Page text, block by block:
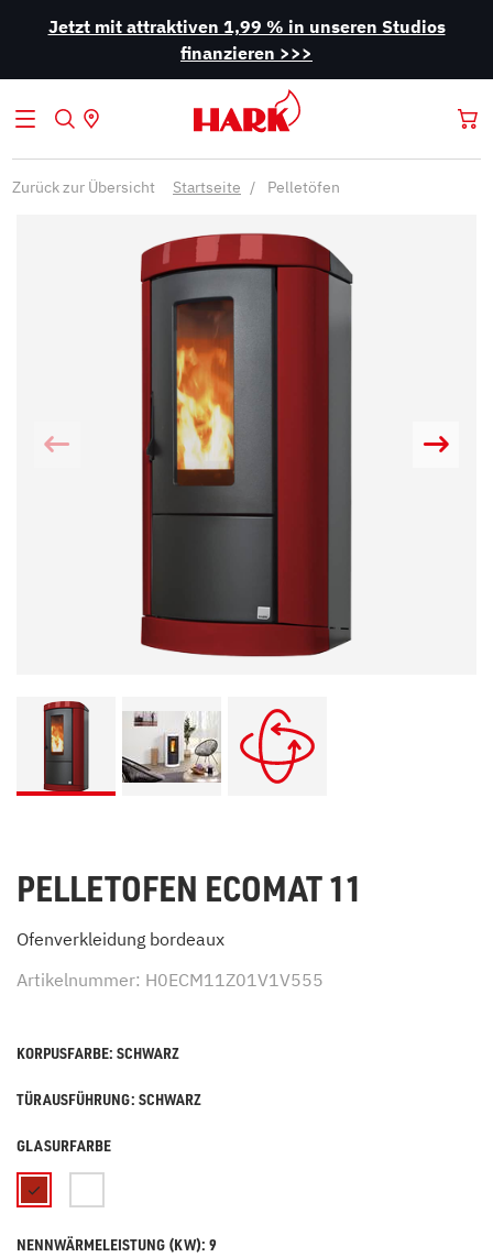
Jetzt mit attraktiven 1,99 % in unseren Studios
finanzieren >>>
Zurück zur Übersicht Startseite Pelletöfen
PELLETOFEN ECOMAT 11
Ofenverkleidung bordeaux
Artikelnummer: H0ECM11Z01V1V555
KORPUSFARBE: SCHWARZ
TÜRAUSFÜHRUNG: SCHWARZ
GLASURFARBE
NENNWÄRMELEISTUNG (KW): 9